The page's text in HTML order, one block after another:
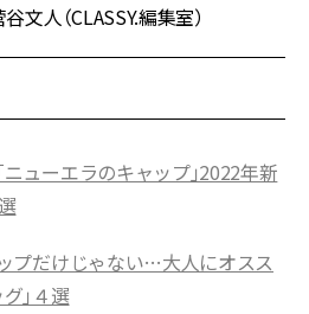
人（CLASSY.編集室）
ューエラのキャップ」2022年新
ップだけじゃない…大人にオスス
」４選